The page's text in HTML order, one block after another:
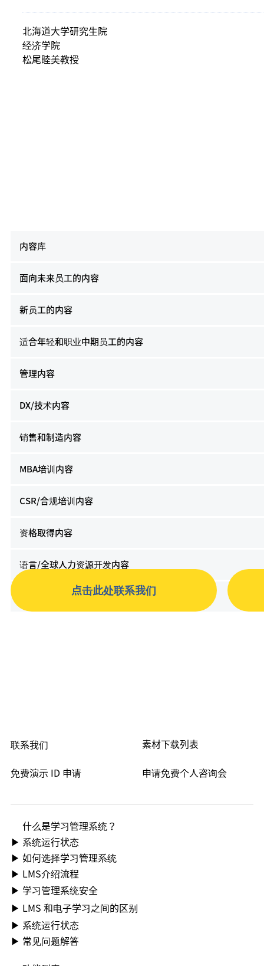
内容库
面向未来员工的内容
新员工的内容
适合年轻和职业中期员工的内容
管理内容
DX/技术内容
销售和制造内容
MBA培训内容
CSR/合规培训内容
资格取得内容
语言/全球人力资源开发内容
PC/IT技能提升内容
北海道大学研究生院
经济学院
松尾睦美教授
点击此处联系我们
申请免费个人咨询会
免费演示 ID 申请
素材下载列表
联系我们
什么是学习管理系统？
▶ 系统运行状态
▶ 如何选择学习管理系统
▶ LMS介绍流程
▶ 学习管理系统安全
▶ LMS 和电子学习之间的区别
▶ 系统运行状态
▶ 常见问题解答